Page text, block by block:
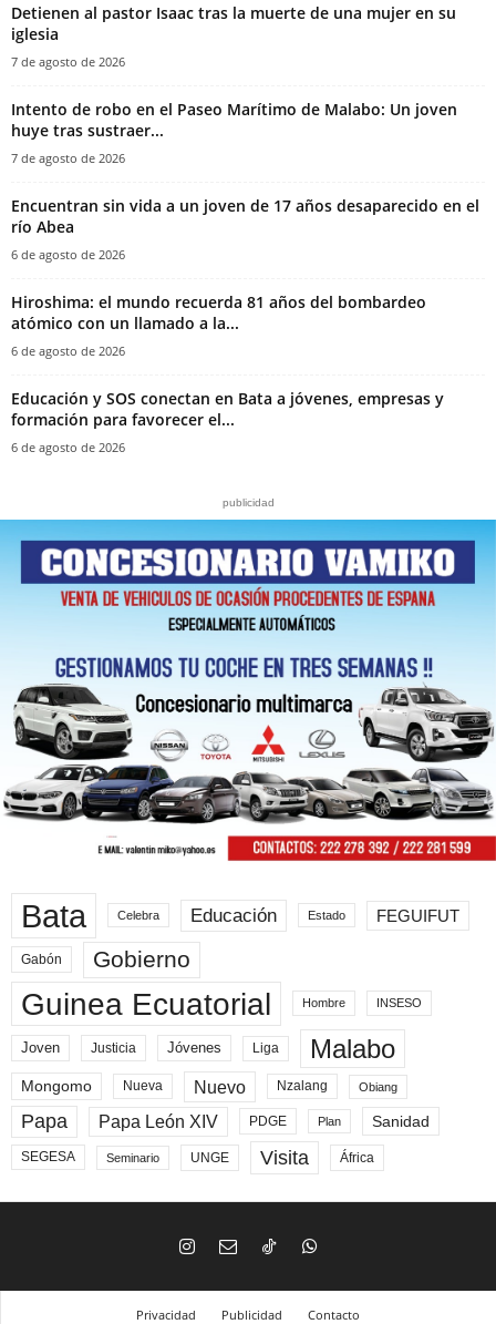
‎Detienen al pastor Isaac tras la muerte de una mujer en su
iglesia‎
7 de agosto de 2026
Intento de robo en el Paseo Marítimo de Malabo: Un joven
huye tras sustraer...
7 de agosto de 2026
Encuentran sin vida a un joven de 17 años desaparecido en el
río Abea
6 de agosto de 2026
Hiroshima: el mundo recuerda 81 años del bombardeo
atómico con un llamado a la...
6 de agosto de 2026
Educación y SOS conectan en Bata a jóvenes, empresas y
formación para favorecer el...
6 de agosto de 2026
publicidad
Bata Celebra Educación Estado FEGUIFUT
Gabón Gobierno
Guinea Ecuatorial Hombre INSESO
Joven Justicia Jóvenes Liga Malabo
Mongomo Nueva Nuevo Nzalang Obiang
Papa Papa León XIV PDGE Plan Sanidad
SEGESA Seminario UNGE Visita África
Privacidad Publicidad Contacto